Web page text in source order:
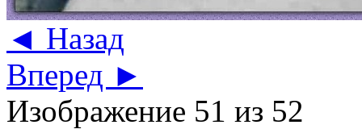
◄ Назад
Вперед ►
Изображение 51 из 52